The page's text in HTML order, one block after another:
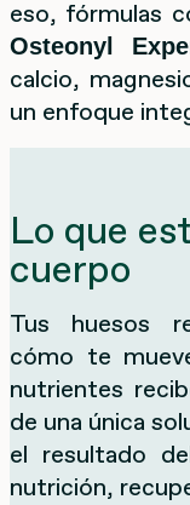
eso, fórmulas
Osteonyl
calcio,
un enfoque
Lo que
cuerpo
Tus huesos
cómo te
nutrientes
de una única
el resultado
nutrición,